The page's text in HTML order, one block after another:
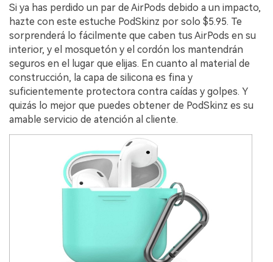
Si ya has perdido un par de AirPods debido a un impacto,
hazte con este estuche PodSkinz por solo $5.95. Te
sorprenderá lo fácilmente que caben tus AirPods en su
interior, y el mosquetón y el cordón los mantendrán
seguros en el lugar que elijas. En cuanto al material de
construcción, la capa de silicona es fina y
suficientemente protectora contra caídas y golpes. Y
quizás lo mejor que puedes obtener de PodSkinz es su
amable servicio de atención al cliente.